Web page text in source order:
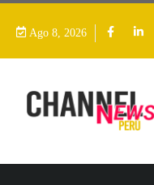
Ago 8, 2026